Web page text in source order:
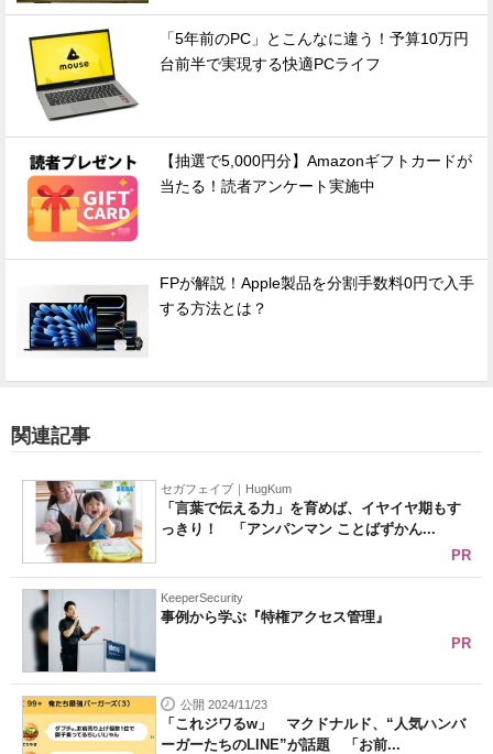
「5年前のPC」とこんなに違う！予算10万円
台前半で実現する快適PCライフ
【抽選で5,000円分】Amazonギフトカードが
当たる！読者アンケート実施中
FPが解説！Apple製品を分割手数料0円で入手
する方法とは？
関連記事
セガフェイブ｜HugKum
「言葉で伝える力」を育めば、イヤイヤ期もす
っきり！ 「アンパンマン ことばずかん...
PR
KeeperSecurity
事例から学ぶ『特権アクセス管理』
PR
公開 2024/11/23
「これジワるw」 マクドナルド、“人気ハンバ
ーガーたちのLINE”が話題 「お前...